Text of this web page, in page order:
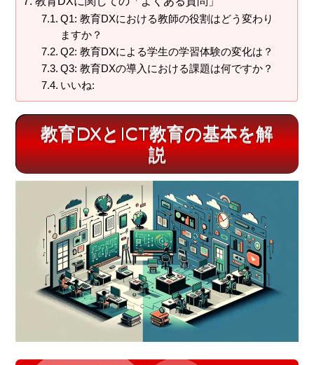
Q1: 教育DXにおける教師の役割はどう変わり
ますか？
Q2: 教育DXによる学生の学習体験の変化は？
Q3: 教育DXの導入における課題は何ですか？
いいね:
教育DXとICT教育の基本を解
説